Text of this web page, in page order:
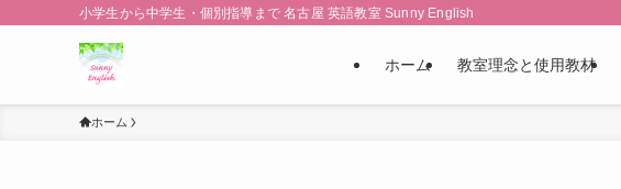
小学生から中学生・個別指導まで 名古屋 英語教室 Sunny English
ホーム 教室理念と使用教材
ホーム